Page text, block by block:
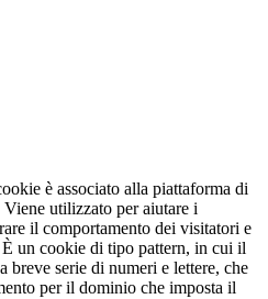
è associato alla piattaforma di
utilizzato per aiutare i
il comportamento dei visitatori e
un cookie di tipo pattern, in cui il
breve serie di numeri e lettere, che
per il dominio che imposta il